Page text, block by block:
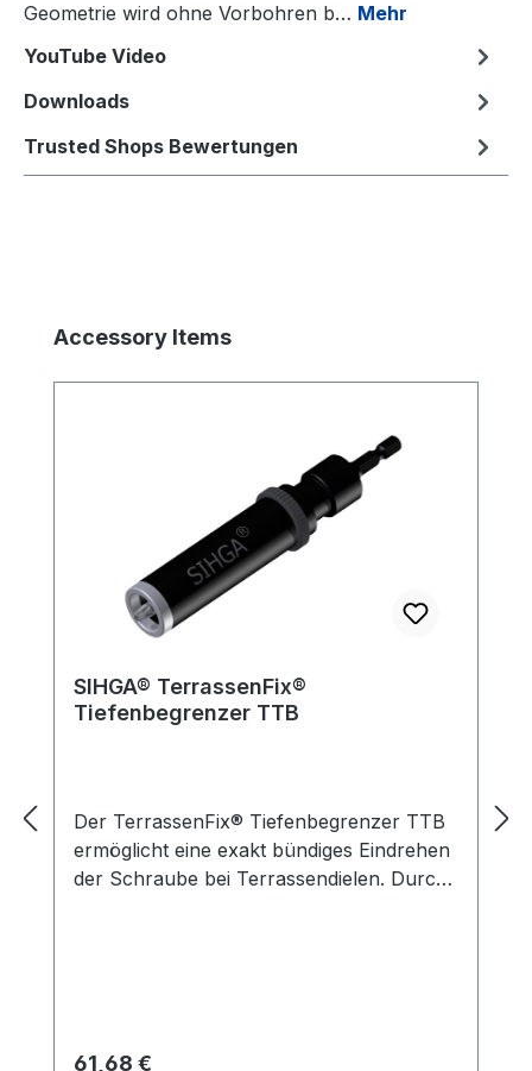
Geometrie wird ohne Vorbohren b… Mehr
YouTube Video
Downloads
Trusted Shops Bewertungen
Produktgalerie überspringen
Accessory Items
SIHGA® TerrassenFix®
Tiefenbegrenzer TTB
Der TerrassenFix® Tiefenbegrenzer TTB
ermöglicht eine exakt bündiges Eindrehen
der Schraube bei Terrassendielen. Durch
ist, wird die Rutschkupplung aktiviert und
Regulärer Preis:
61,68 €